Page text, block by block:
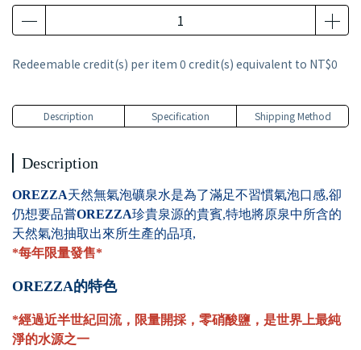
Redeemable credit(s) per item 0 credit(s) equivalent to NT$0
Description Specification Shipping Method
Description
OREZZA天然無氣泡礦泉水是為了滿足不習慣氣泡口感,卻
仍想要品嘗OREZZA珍貴泉源的貴賓,特地將原泉中所含的
天然氣泡抽取出來所生產的品項,
*每年限量發售*
OREZZA的特色
*經過近半世紀回流，限量開採，零硝酸鹽，是世界上最純
淨的水源之一